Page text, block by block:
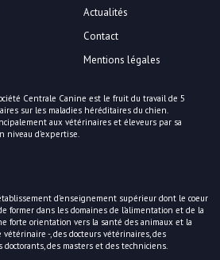
Actualités
Contact
Mentions légales
Centrale Canine est le fruit du travail de 5
sur les maladies héréditaires du chien.
aux vétérinaires et éleveurs par sa
niveau d’expertise.
d’enseignement supérieur dont le coeur
former dans les domaines de l’alimentation et de la
forte orientation vers la santé des animaux et la
-, des docteurs vétérinaires, des
doctorants, des masters et des techniciens.